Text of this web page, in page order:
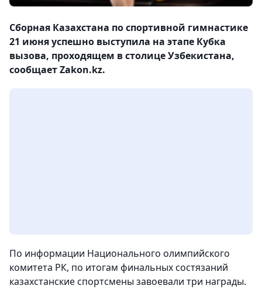
Сборная Казахстана по спортивной гимнастике
21 июня успешно выступила на этапе Кубка
вызова, проходящем в столице Узбекистана,
сообщает Zakon.kz.
По информации Национального олимпийского
комитета РК, по итогам финальных состязаний
казахстанские спортсмены завоевали три награды.